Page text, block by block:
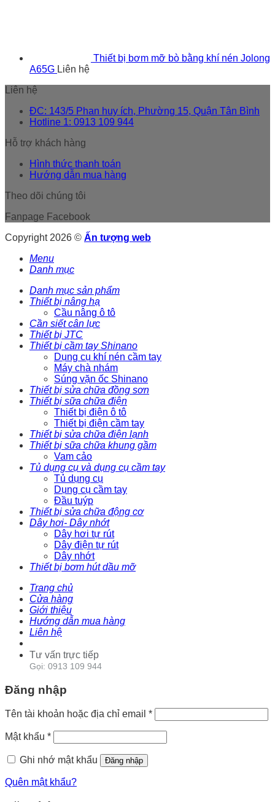
Thiết bị bơm mỡ bò bằng khí nén Jolong
A65G Liên hệ
Liên hệ
ĐC: 143/5 Phan huy ích, Phường 15, Quận Tân Bình
Hotline 1: 0913 109 944
Hỗ trợ khách hàng
Hình thức thanh toán
Hướng dẫn mua hàng
Theo dõi chúng tôi
Fanpage Facebook
Copyright 2026 © Ấn tượng web
Menu
Danh mục
Danh mục sản phẩm
Thiết bị nâng hạ
Cầu nâng ô tô
Cần siết cân lực
Thiết bị JTC
Thiết bị cầm tay Shinano
Dụng cụ khí nén cầm tay
Máy chà nhám
Súng vặn ốc Shinano
Thiết bị sửa chữa đồng sơn
Thiết bị sữa chữa điện
Thiết bị điện ô tô
Thiết bị điện cầm tay
Thiết bị sửa chữa điện lạnh
Thiết bị sữa chữa khung gầm
Vam cảo
Tủ dụng cụ và dụng cụ cầm tay
Tủ dụng cụ
Dụng cụ cầm tay
Đầu tuýp
Thiết bị sửa chữa động cơ
Dây hơi- Dây nhớt
Dây hơi tự rút
Dây điện tự rút
Dây nhớt
Thiết bị bơm hút dầu mỡ
Trang chủ
Cửa hàng
Giới thiệu
Hướng dẫn mua hàng
Liên hệ
Tư vấn trực tiếp
Gọi: 0913 109 944
Đăng nhập
Tên tài khoản hoặc địa chỉ email *
Mật khẩu *
Ghi nhớ mật khẩu Đăng nhập
Quên mật khẩu?